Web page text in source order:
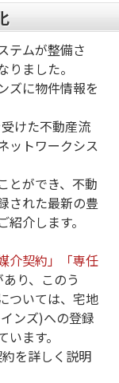
テムが整備さ
ました。
ズに物件情報を
けた不動産流
ットワークシス
とができ、不動
された最新の豊
介します。
介契約」「専任
あり、このう
ついては、宅地
ンズ)への登録
ます。
を詳しく説明